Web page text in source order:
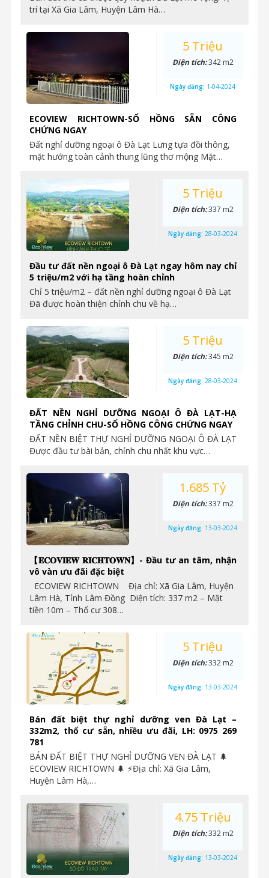
trí tại Xã Gia Lâm, Huyện Lâm Hà…
ECOVIEW RICHTOWN-SỔ HỒNG SẴN CÔNG
CHỨNG NGAY
Đất nghỉ dưỡng ngoại ô Đà Lạt Lưng tựa đồi thông,
mặt hướng toàn cảnh thung lũng thơ mộng Mặt…
5 Triệu
Diện tích:342 m2
Ngày đăng: 1-04-2024
Đầu tư đất nền ngoại ô Đà Lạt ngay hôm nay chỉ
5 triệu/m2 với hạ tầng hoàn chỉnh
Chỉ 5 triệu/m2 – đất nền nghỉ dưỡng ngoại ô Đà Lạt
Đã được hoàn thiện chỉnh chu về hạ…
5 Triệu
Diện tích:337 m2
Ngày đăng: 28-03-2024
ĐẤT NỀN NGHỈ DƯỠNG NGOẠI Ô ĐÀ LẠT-HẠ
TẦNG CHỈNH CHU-SỔ HỒNG CÔNG CHỨNG NGAY
ĐẤT NỀN BIỆT THỰ NGHỈ DƯỠNG NGOẠI Ô ĐÀ LẠT
Được đầu tư bài bản, chỉnh chu nhất khu vực…
5 Triệu
Diện tích:345 m2
Ngày đăng: 28-03-2024
【𝐄𝐂𝐎𝐕𝐈𝐄𝐖 𝐑𝐈𝐂𝐇𝐓𝐎𝐖𝐍】- Đầu tư an tâm, nhận
vô vàn ưu đãi đặc biệt
ECOVIEW RICHTOWN Địa chỉ: Xã Gia Lâm, Huyện
Lâm Hà, Tỉnh Lâm Đồng Diện tích: 337 m2 – Mặt
tiền 10m – Thổ cư 308…
1.685 Tỷ
Diện tích:337 m2
Ngày đăng: 13-03-2024
Bán đất biệt thự nghỉ dưỡng ven Đà Lạt –
332m2, thổ cư sẵn, nhiều ưu đãi, LH: 0975 269
781
BÁN ĐẤT BIỆT THỰ NGHỈ DƯỠNG VEN ĐÀ LẠT 🌲
ECOVIEW RICHTOWN 🌲 ⚡Địa chỉ: Xã Gia Lâm,
Huyện Lâm Hà,…
5 Triệu
Diện tích:332 m2
Ngày đăng: 13-03-2024
4.75 Triệu
Diện tích:332 m2
Ngày đăng: 13-03-2024